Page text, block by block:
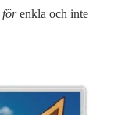
förenkla och inte